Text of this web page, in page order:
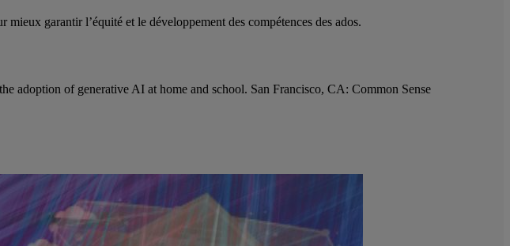
garantir l’équité et le développement des compétences des ados.
adoption of generative AI at home and school. San Francisco, CA: Common Sense